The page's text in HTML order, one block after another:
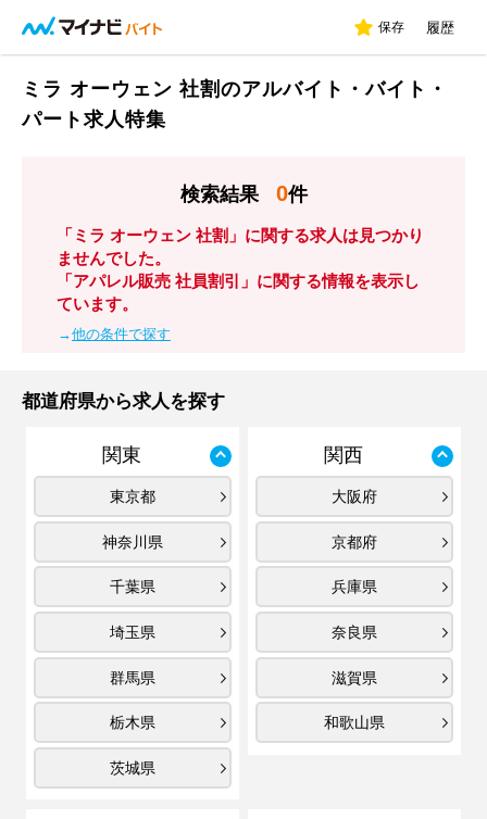
保存 履歴
ミラ オーウェン 社割のアルバイト・バイト・
パート求人特集
検索結果 0件
「ミラ オーウェン 社割」に関する求人は見つかり
ませんでした。
「アパレル販売 社員割引」に関する情報を表示し
ています。
→他の条件で探す
都道府県から求人を探す
関東
東京都
神奈川県
千葉県
埼玉県
群馬県
栃木県
茨城県
関西
大阪府
京都府
兵庫県
奈良県
滋賀県
和歌山県